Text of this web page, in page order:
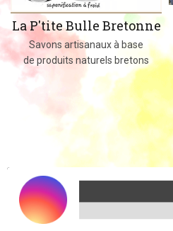
La P'tite Bulle Bretonne
Savons artisanaux à base
de produits naturels bretons